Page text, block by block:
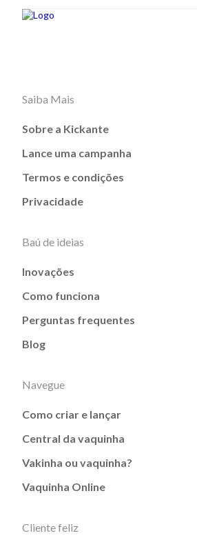
Saiba Mais
Sobre a Kickante
Lance uma campanha
Termos e condições
Privacidade
Baú de ideias
Inovações
Como funciona
Perguntas frequentes
Blog
Navegue
Como criar e lançar
Central da vaquinha
Vakinha ou vaquinha?
Vaquinha Online
Cliente feliz